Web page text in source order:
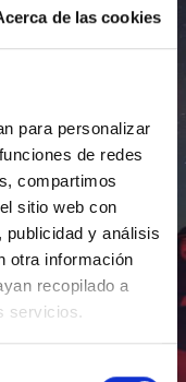
de las cookies
para personalizar
de redes
compartimos
sitio web con
y análisis
otra información
recopilado a
servicios.